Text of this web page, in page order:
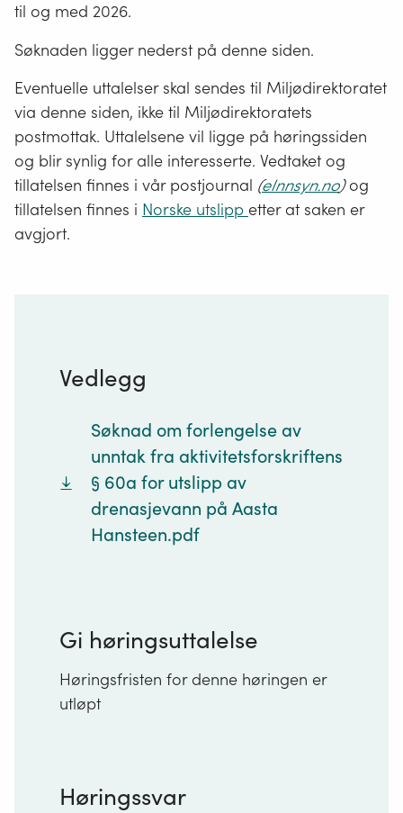
til og med 2026.
Søknaden ligger nederst på denne siden.
Eventuelle uttalelser skal sendes til Miljødirektoratet
via denne siden, ikke til Miljødirektoratets
postmottak. Uttalelsene vil ligge på høringssiden
og blir synlig for alle interesserte. Vedtaket og
tillatelsen finnes i vår postjournal (eInnsyn.no)og
tillatelsen finnes i Norske utslipp etter at saken er
avgjort.
Vedlegg
Søknad om forlengelse av
unntak fra aktivitetsforskriftens
§ 60a for utslipp av
drenasjevann på Aasta
Hansteen.pdf
Gi høringsuttalelse
Høringsfristen for denne høringen er
utløpt
Høringssvar